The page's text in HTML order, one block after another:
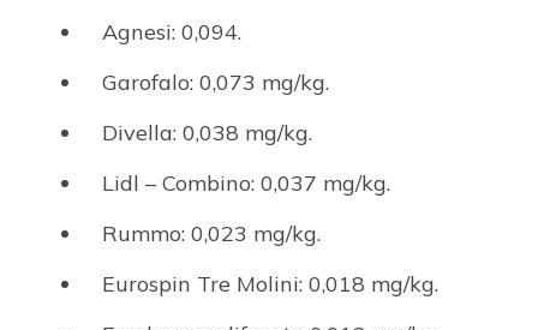
Agnesi: 0,094.
Garofalo: 0,073 mg/kg.
Divella: 0,038 mg/kg.
Lidl – Combino: 0,037 mg/kg.
Rummo: 0,023 mg/kg.
Eurospin Tre Molini: 0,018 mg/kg.